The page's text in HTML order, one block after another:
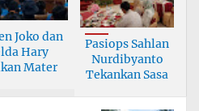
Joko dan
Hary
Mater
Pasiops Sahlan
Nurdibyanto
Tekankan Sasa